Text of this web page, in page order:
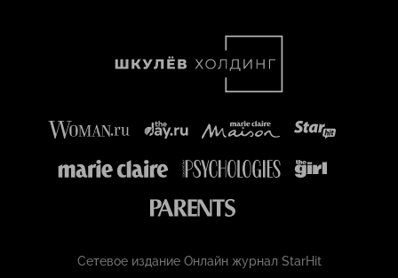
Сетевое издание Онлайн журнал StarHit